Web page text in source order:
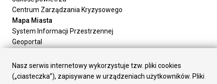
Centrum Zarządzania Kryzysowego
Mapa Miasta
System Informacji Przestrzennej
Geoportal
Załatw sprawę
Prezydent Miasta
Nasz serwis internetowy wykorzystuje tzw. pliki cookies
(„ciasteczka”), zapisywane w urządzeniach użytkowników. Pliki